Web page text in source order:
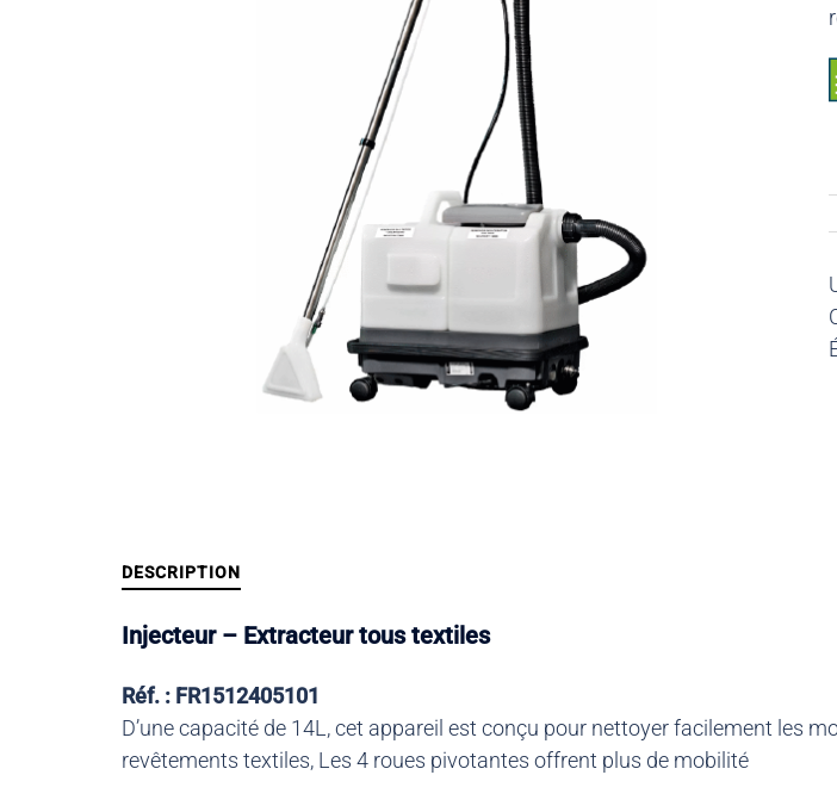
DESCRIPTION
Injecteur – Extracteur tous textiles
Réf. : FR1512405101
D’une capacité de 14L, cet appareil est conçu pour nettoyer facilement les
revêtements textiles, Les 4 roues pivotantes offrent plus de mobilité